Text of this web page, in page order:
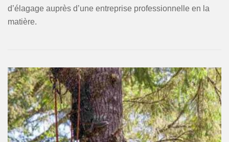
d’élagage auprès d’une entreprise professionnelle en la
matière.